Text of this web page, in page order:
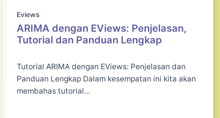
Eviews
ARIMA dengan EViews: Penjelasan,
Tutorial dan Panduan Lengkap
Tutorial ARIMA dengan EViews: Penjelasan dan
Panduan Lengkap Dalam kesempatan ini kita akan
membahas tutorial…